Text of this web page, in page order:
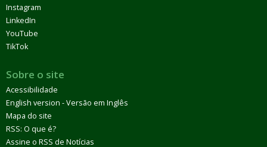
Instagram
LinkedIn
YouTube
TikTok
Sobre o site
Acessibilidade
English version - Versão em Inglês
Mapa do site
RSS: O que é?
Assine o RSS de Notícias